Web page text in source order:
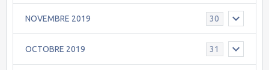
NOVEMBRE 2019 30
OCTOBRE 2019 31